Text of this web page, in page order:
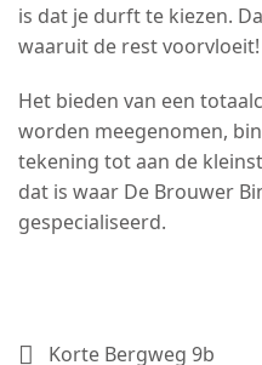
is dat je durft te kiezen.
waaruit de rest voorvloeit!
Het bieden van een
worden meegenomen,
tekening tot aan de
dat is waar De Brouwer
gespecialiseerd.
Korte Bergweg 9b